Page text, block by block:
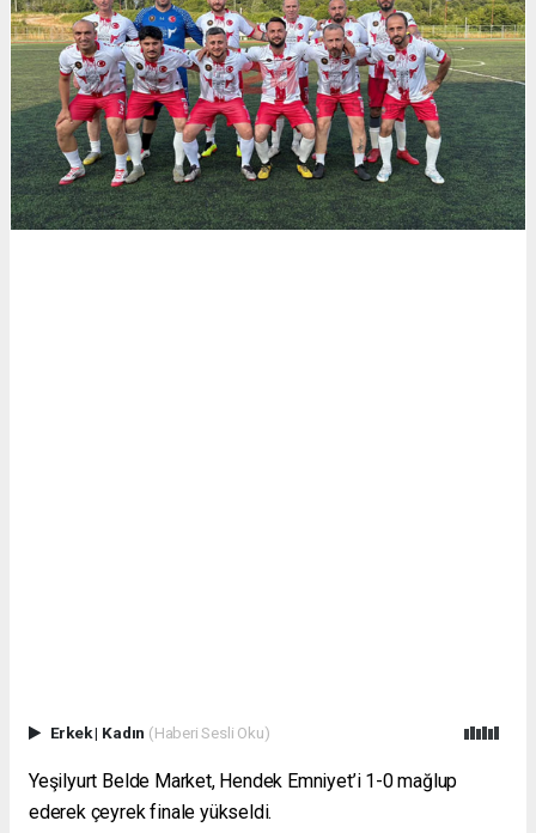
Erkek| Kadın (Haberi Sesli Oku)
Yeşilyurt Belde Market, Hendek Emniyet’i 1-0 mağlup
ederek çeyrek finale yükseldi.